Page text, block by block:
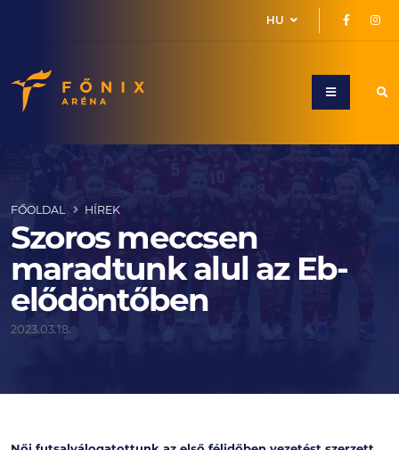
HU
Szoros meccsen
maradtunk alul az Eb-
elődöntőben
2023.03.18.
FŐOLDAL HÍREK